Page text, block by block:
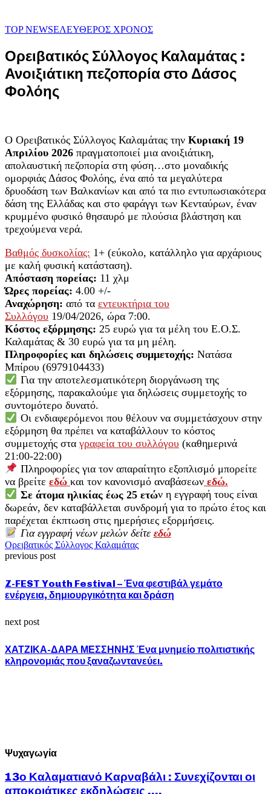
TOP NEWSΕΛΕΥΘΕΡΟΣ ΧΡΟΝΟΣ
Ορειβατικός Σύλλογος Καλαμάτας :
Ανοιξιάτικη πεζοπορία στο Δάσος
Φολόης
Ο Ορειβατικός Σύλλογος Καλαμάτας την Κυριακή 19
Απριλίου 2026 πραγματοποιεί μια ανοιξιάτικη,
απολαυστική πεζοπορία στη φύση…στο μοναδικής
ομορφιάς Δάσος Φολόης, ένα από τα μεγαλύτερα
δρυοδάση των Βαλκανίων και από τα πιο εντυπωσιακότερα
δάση της Ελλάδας και στο φαράγγι των Κενταύρων, έναν
κρυμμένο φυσικό θησαυρό με πλούσια βλάστηση και
τρεχούμενα νερά.
Βαθμός δυσκολίας: 1+ (εύκολο, κατάλληλο για αρχάριους
με καλή φυσική κατάσταση).
Απόσταση πορείας: 11 χλμ
Ώρες πορείας: 4.00 +/-
Αναχώρηση: από τα εντευκτήρια του
Συλλόγου 19/04/2026, ώρα 7:00.
Κόστος εξόρμησης: 25 ευρώ για τα μέλη του Ε.Ο.Σ.
Καλαμάτας & 30 ευρώ για τα μη μέλη.
Πληροφορίες και δηλώσεις συμμετοχής: Νατάσα
Μπίρου (6979104433)
Για την αποτελεσματικότερη διοργάνωση της
εξόρμησης, παρακαλούμε για δηλώσεις συμμετοχής το
συντομότερο δυνατό.
Οι ενδιαφερόμενοι που θέλουν να συμμετάσχουν στην
εξόρμηση θα πρέπει να καταβάλλουν το κόστος
συμμετοχής στα γραφεία του συλλόγου (καθημερινά
21:00-22:00)
Πληροφορίες για τον απαραίτητο εξοπλισμό μπορείτε
να βρείτε εδώ και τον κανονισμό αναβάσεων εδώ.
Σε άτομα ηλικίας έως 25 ετών η εγγραφή τους είναι
δωρεάν, δεν καταβάλλεται συνδρομή για το πρώτο έτος και
παρέχεται έκπτωση στις ημερήσιες εξορμήσεις.
Για εγγραφή νέων μελών δείτε εδώ
Ορειβατικός Σύλλογος Καλαμάτας
previous post
Z-FEST Youth Festival – Ένα φεστιβάλ γεμάτο
ενέργεια, δημιουργικότητα και δράση
next post
ΧΑΤΖΙΚΑ-ΔΑΡΑ ΜΕΣΣΗΝΗΣ Ένα μνημείο πολιτιστικής
κληρονομιάς που ξαναζωντανεύει.
Ψυχαγωγία
13ο Καλαματιανό Καρναβάλι : Συνεχίζονται οι
αποκριάτικες εκδηλώσεις ….